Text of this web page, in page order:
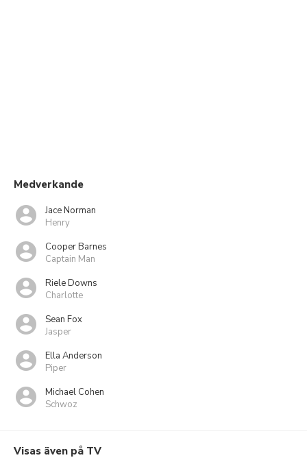
Medverkande
Jace Norman
Henry
Cooper Barnes
Captain Man
Riele Downs
Charlotte
Sean Fox
Jasper
Ella Anderson
Piper
Michael Cohen
Schwoz
Visas även på TV